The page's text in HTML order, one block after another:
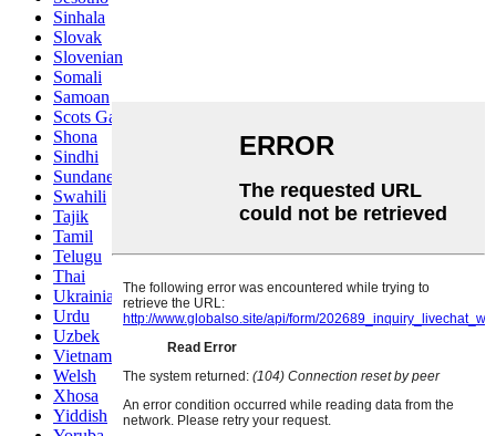
Sinhala
Slovak
Slovenian
Somali
Samoan
Scots Gaelic
Shona
Sindhi
Sundanese
Swahili
Tajik
Tamil
Telugu
Thai
Ukrainian
Urdu
Uzbek
Vietnamese
Welsh
Xhosa
Yiddish